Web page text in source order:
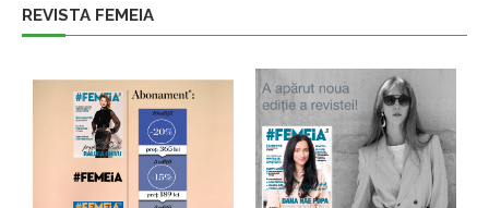
REVISTA FEMEIA